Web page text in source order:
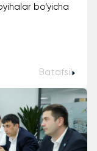
bo‘yicha
Batafsil